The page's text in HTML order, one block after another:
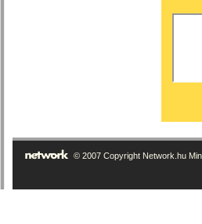
© 2007 Copyright Network.hu